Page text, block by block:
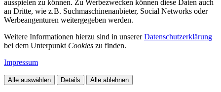
ausspielen zu können. Zu Werbezwecken können diese Daten auch
an Dritte, wie z.B. Suchmaschinenanbieter, Social Networks oder
Werbeangenturen weitergegeben werden.
Weitere Informationen hierzu sind in unsererDatenschutzerklärung
bei dem Unterpunkt Cookies zu finden.
Impressum
Alle auswählen Details Alle ablehnen